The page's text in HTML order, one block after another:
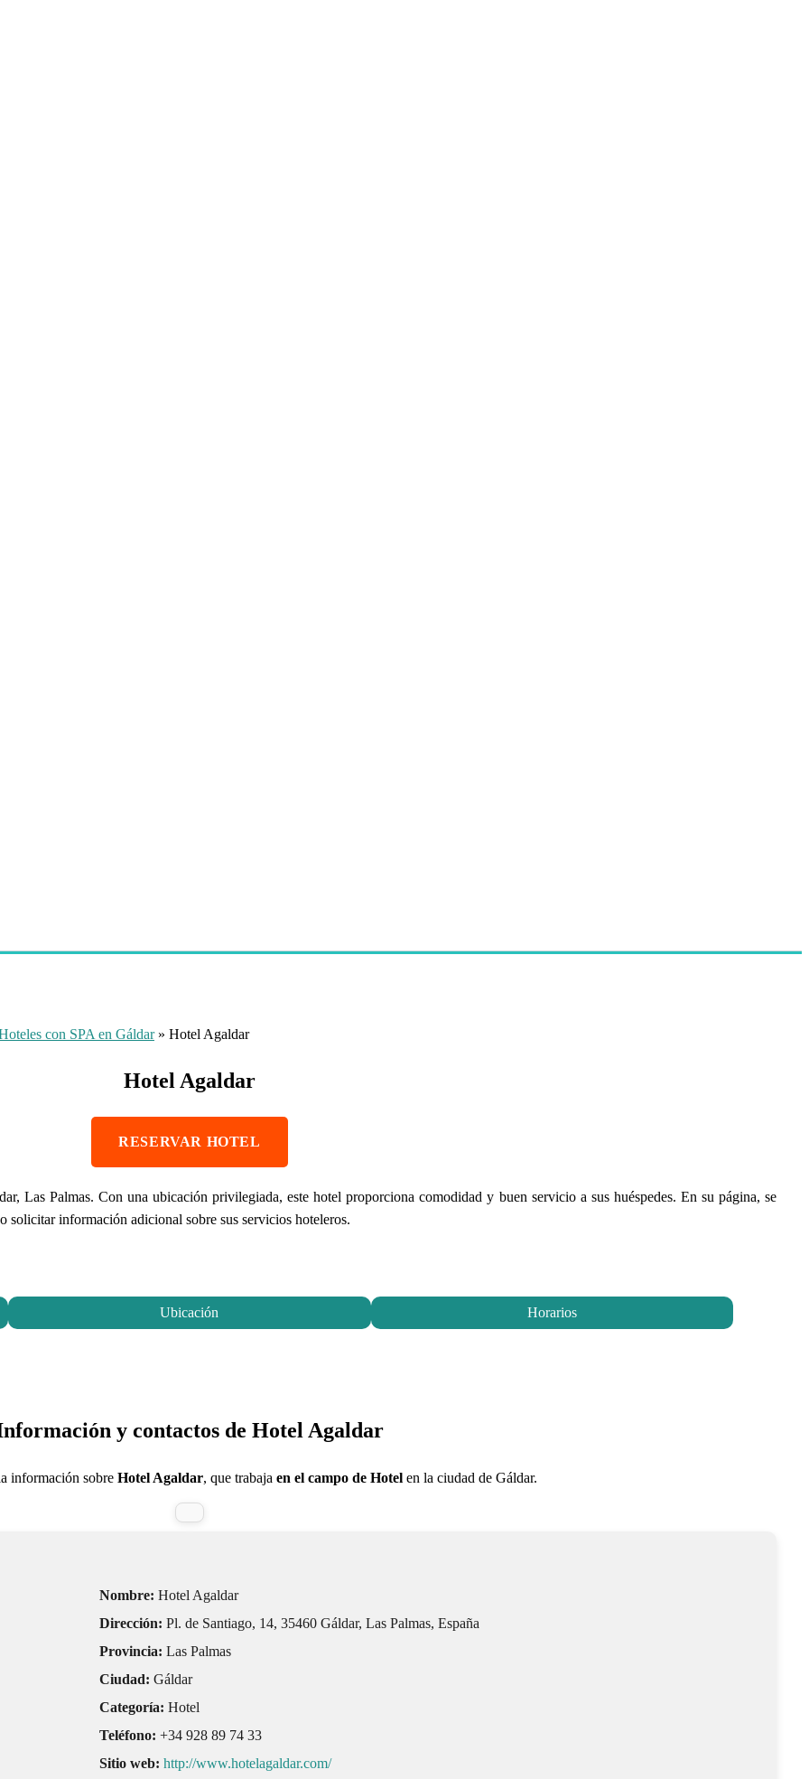
con SPA en Gáldar» Hotel Agaldar
Hotel Agaldar
RESERVAR HOTEL
Las Palmas. Con una ubicación privilegiada, este hotel proporciona comodidad y buen servicio a sus huéspedes. En su página, se
solicitar información adicional sobre sus servicios hoteleros.
Ubicación Horarios
y contactos de Hotel Agaldar
información sobre Hotel Agaldar, que trabaja en el campo de Hotel en la ciudad de Gáldar.
Nombre: Hotel Agaldar
Dirección: Pl. de Santiago, 14, 35460 Gáldar, Las Palmas, España
Provincia: Las Palmas
Ciudad: Gáldar
Categoría: Hotel
Teléfono: +34 928 89 74 33
Sitio web: http://www.hotelagaldar.com/